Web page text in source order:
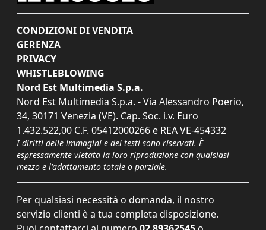
CONDIZIONI DI VENDITA
GERENZA
PRIVACY
WHISTLEBLOWING
Nord Est Multimedia S.p.a.
Nord Est Multimedia S.p.a. - Via Alessandro Poerio,
34, 30171 Venezia (VE). Cap. Soc. i.v. Euro
1.432.522,00 C.F. 05412000266 e REA VE-454332
I diritti delle immagini e dei testi sono riservati. È
espressamente vietata la loro riproduzione con qualsiasi
mezzo e l'adattamento totale o parziale.
Per qualsiasi necessità o domanda, il nostro
servizio clienti è a tua completa disposizione.